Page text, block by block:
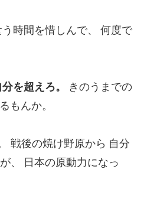
時間を惜しんで、
何度で
を超えろ。
きのうまでの
もんか。
戦後の焼け野原から 自分
、
日本の原動力になっ